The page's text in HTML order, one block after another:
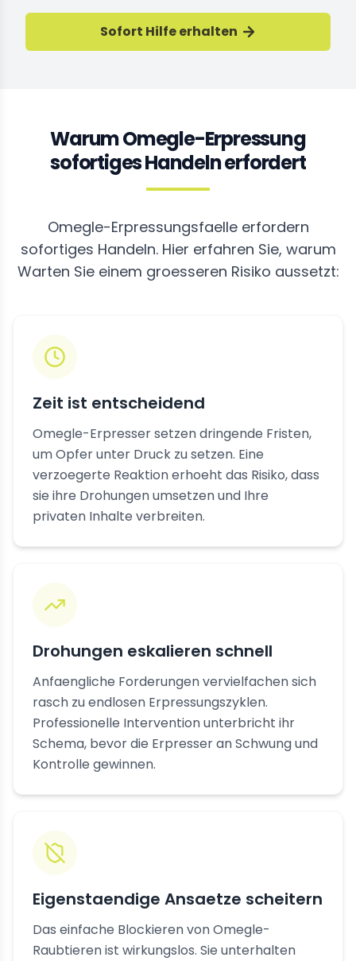
Sofort Hilfe erhalten
Warum Omegle-Erpressung
sofortiges Handeln erfordert
Omegle-Erpressungsfaelle erfordern
sofortiges Handeln. Hier erfahren Sie, warum
Warten Sie einem groesseren Risiko aussetzt:
Zeit ist entscheidend
Omegle-Erpresser setzen dringende Fristen,
um Opfer unter Druck zu setzen. Eine
verzoegerte Reaktion erhoeht das Risiko, dass
sie ihre Drohungen umsetzen und Ihre
privaten Inhalte verbreiten.
Drohungen eskalieren schnell
Anfaengliche Forderungen vervielfachen sich
rasch zu endlosen Erpressungszyklen.
Professionelle Intervention unterbricht ihr
Schema, bevor die Erpresser an Schwung und
Kontrolle gewinnen.
Eigenstaendige Ansaetze scheitern
Das einfache Blockieren von Omegle-
Raubtieren ist wirkungslos. Sie unterhalten